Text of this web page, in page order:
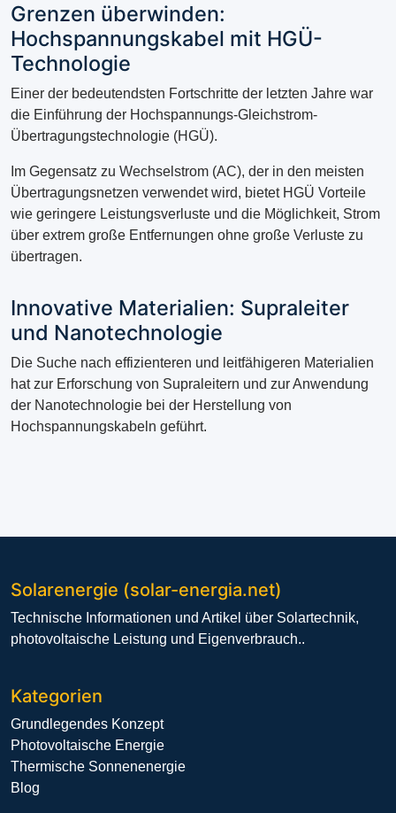
Grenzen überwinden:
Hochspannungskabel mit HGÜ-
Technologie
Einer der bedeutendsten Fortschritte der letzten Jahre war
die Einführung der Hochspannungs-Gleichstrom-
Übertragungstechnologie (HGÜ).
Im Gegensatz zu Wechselstrom (AC), der in den meisten
Übertragungsnetzen verwendet wird, bietet HGÜ Vorteile
wie geringere Leistungsverluste und die Möglichkeit, Strom
über extrem große Entfernungen ohne große Verluste zu
übertragen.
Innovative Materialien: Supraleiter
und Nanotechnologie
Die Suche nach effizienteren und leitfähigeren Materialien
hat zur Erforschung von Supraleitern und zur Anwendung
der Nanotechnologie bei der Herstellung von
Hochspannungskabeln geführt.
Solarenergie (solar-energia.net)
Technische Informationen und Artikel über Solartechnik,
photovoltaische Leistung und Eigenverbrauch..
Kategorien
Grundlegendes Konzept
Photovoltaische Energie
Thermische Sonnenenergie
Blog